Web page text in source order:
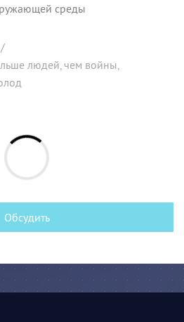
среды
/
людей, чем войны,
Обсудить